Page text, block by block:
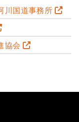
国道事務所
協会